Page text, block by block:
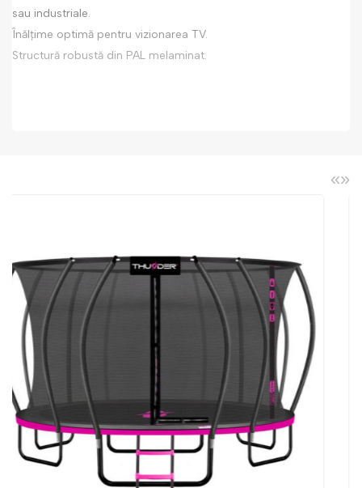
sau industriale.
Înălțime optimă pentru vizionarea TV.
Structură robustă din PAL melaminat.
«»